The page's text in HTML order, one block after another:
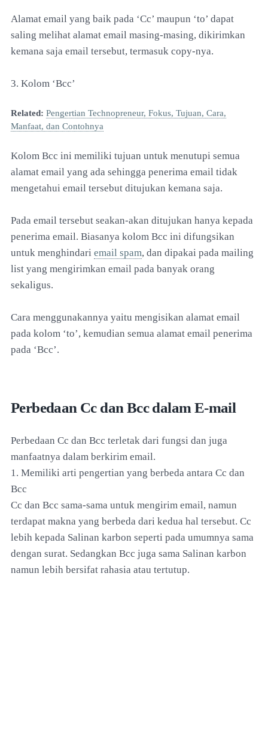
Alamat email yang baik pada ‘Cc’ maupun ‘to’ dapat
saling melihat alamat email masing-masing, dikirimkan
kemana saja email tersebut, termasuk copy-nya.
3. Kolom ‘Bcc’
Related: Pengertian Technopreneur, Fokus, Tujuan, Cara,
Manfaat, dan Contohnya
Kolom Bcc ini memiliki tujuan untuk menutupi semua
alamat email yang ada sehingga penerima email tidak
mengetahui email tersebut ditujukan kemana saja.
Pada email tersebut seakan-akan ditujukan hanya kepada
penerima email. Biasanya kolom Bcc ini difungsikan
untuk menghindari email spam, dan dipakai pada mailing
list yang mengirimkan email pada banyak orang
sekaligus.
Cara menggunakannya yaitu mengisikan alamat email
pada kolom ‘to’, kemudian semua alamat email penerima
pada ‘Bcc’.
Perbedaan Cc dan Bcc dalam E-mail
Perbedaan Cc dan Bcc terletak dari fungsi dan juga
manfaatnya dalam berkirim email.
1. Memiliki arti pengertian yang berbeda antara Cc dan
Bcc
Cc dan Bcc sama-sama untuk mengirim email, namun
terdapat makna yang berbeda dari kedua hal tersebut. Cc
lebih kepada Salinan karbon seperti pada umumnya sama
dengan surat. Sedangkan Bcc juga sama Salinan karbon
namun lebih bersifat rahasia atau tertutup.